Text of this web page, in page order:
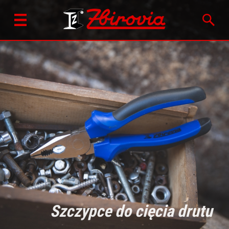
Szczypce do cięcia drutu